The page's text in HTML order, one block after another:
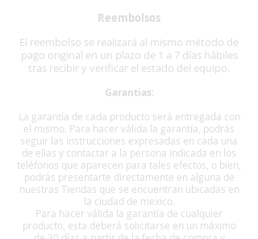
Reembolsos
El reembolso se realizará al mismo método de
pago original en un plazo de 1 a 7 días hábiles
tras recibir y verificar el estado del equipo.
Garantias:
La garantía de cada producto será entregada con
el mismo. Para hacer válida la garantía, podrás
seguir las instrucciones expresadas en cada una
de ellas y contactar a la persona indicada en los
teléfonos que aparecen para tales efectos, o bien,
podrás presentarte directamente en alguna de
nuestras Tiendas que se encuentran ubicadas en
la ciudad de mexico.
Para hacer válida la garantía de cualquier
producto, esta deberá solicitarse en un máximo